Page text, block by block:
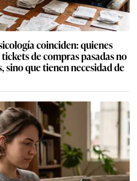
coinciden: quienes
de compras pasadas no
sino que tienen necesidad de